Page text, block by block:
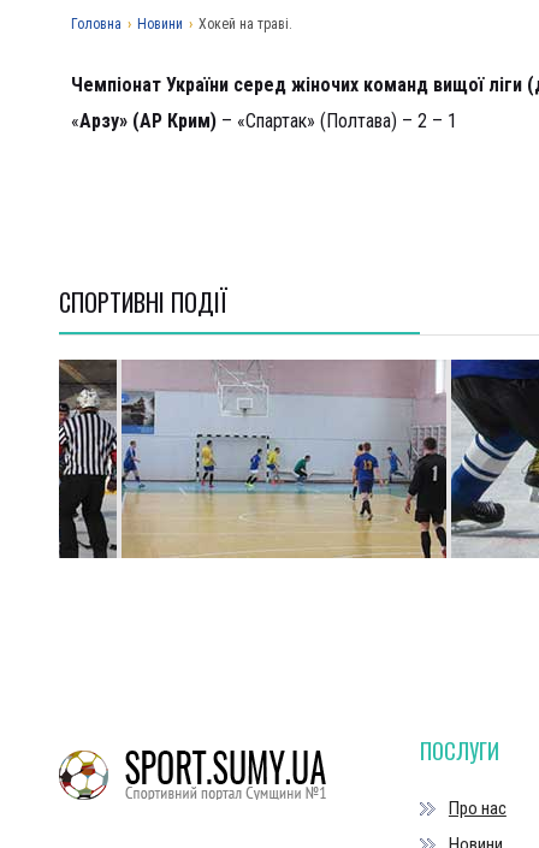
Головна › Новини › Хокей на траві.
Чемпіонат України серед жіночих команд вищої ліги
«Арзу» (АР Крим) – «Спартак» (Полтава) – 2 – 1
СПОРТИВНI ПОДІЇ
ПОСЛУГИ
Про нас